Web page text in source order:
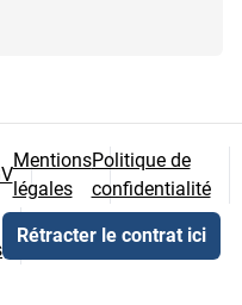
Mentions
légales
Politique de
confidentialité
Rétracter le contrat ici